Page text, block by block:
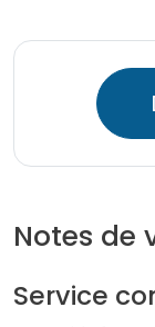
Notes de
Service